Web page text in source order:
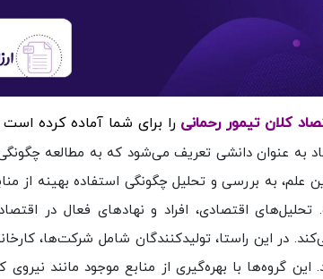
را برای شما آماده کرده
به عنوان دانشی تعریف می‌شود که به مطالعه
علم، به بررسی و تحلیل چگونگی استفاده بهینه از
اقتصادی، افراد و نهادهای فعال در
در این راستا، تولیدکنندگان شامل شرکت‌ها،
گروه‌ها با بهره‌گیری از منابع موجود مانند نیروی